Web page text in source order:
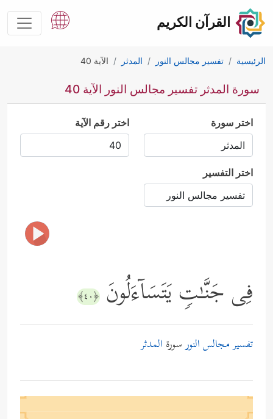
القرآن الكريم
الرئيسية تفسير مجالس النور المدثر الآية 40
سورة المدثر تفسير مجالس النور الآية 40
اختر سورة اختر رقم الآية
اختر التفسير
فِی جَنَّـٰتࣲ یَتَسَاۤءَلُونَ ﴿٤٠﴾
تفسير مجالس النورسورة المدثر